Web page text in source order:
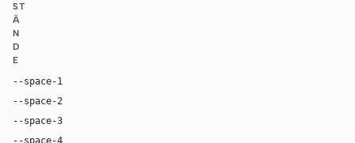
ST
Ä
N
D
E
--space-1
--space-2
--space-3
--space-4